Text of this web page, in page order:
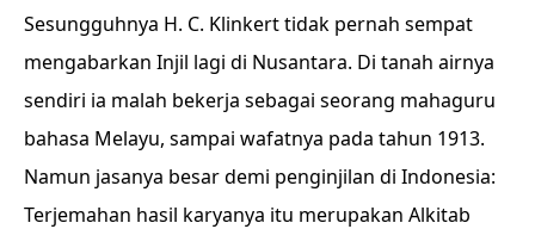
Sesungguhnya H. C. Klinkert tidak pernah sempat
mengabarkan Injil lagi di Nusantara. Di tanah airnya
sendiri ia malah bekerja sebagai seorang mahaguru
bahasa Melayu, sampai wafatnya pada tahun 1913.
Namun jasanya besar demi penginjilan di Indonesia:
Terjemahan hasil karyanya itu merupakan Alkitab